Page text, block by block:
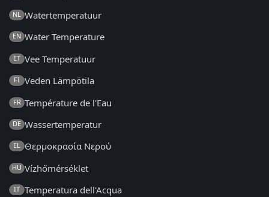
NL Watertemperatuur
EN Water Temperature
ET Vee Temperatuur
FI Veden Lämpötila
FR Température de l'Eau
DE Wassertemperatur
EL Θερμοκρασία Νερού
HU Vízhőmérséklet
IT Temperatura dell'Acqua